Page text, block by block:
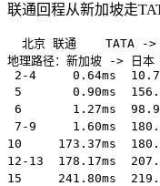
联通回程从新加坡走
北京 联通    TATA
地理路径：新加坡 -> 日
2-4     0.64ms
5       0.90ms
6       1.27ms
7-9     1.60ms
10     173.37ms
12-13  178.17ms
15     241.80ms